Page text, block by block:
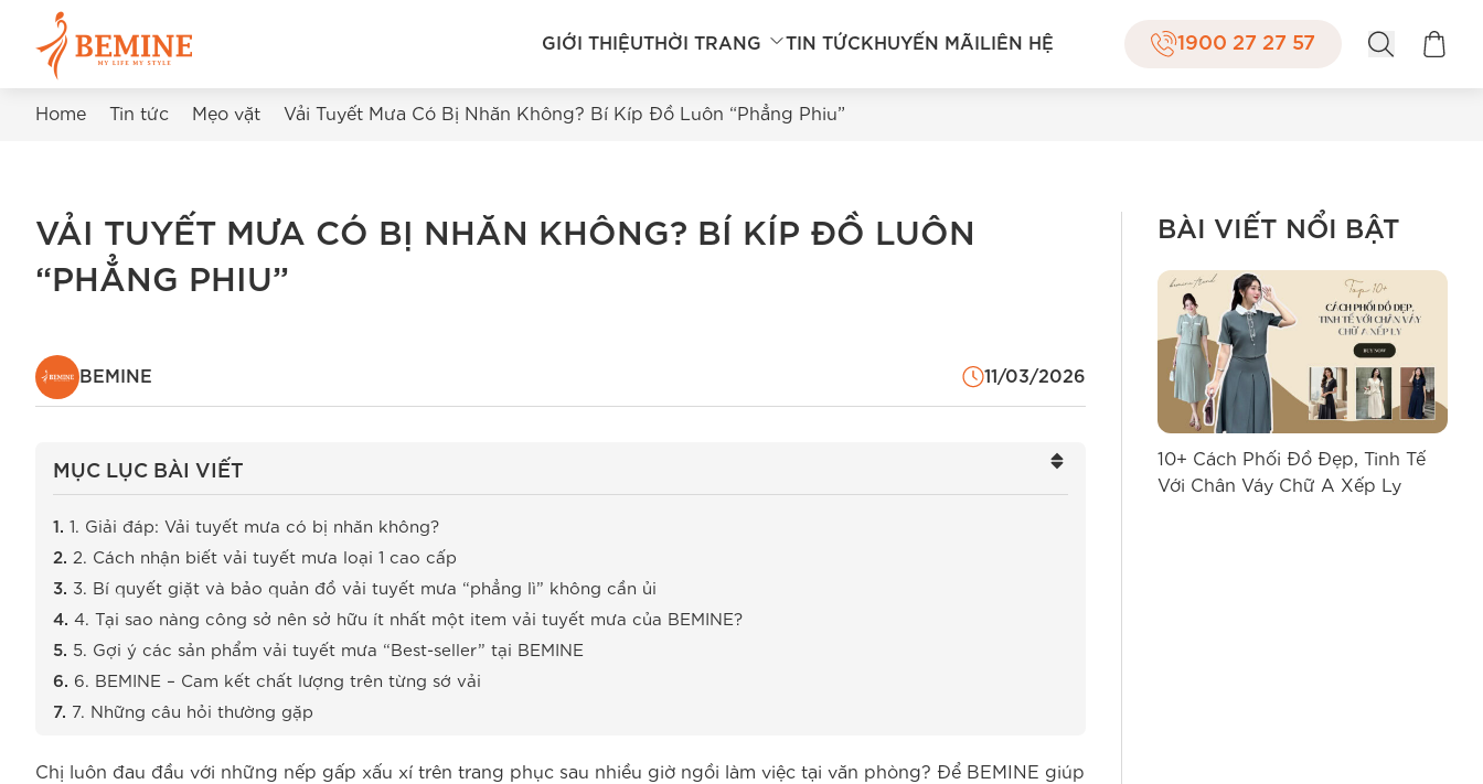
GIỚI THIỆUTHỜI TRANG TIN TỨC KHUYẾN MÃI LIÊN HỆ 1900 27 27 57
Home Tin tức Mẹo vặt Vải Tuyết Mưa Có Bị Nhăn Không? Bí Kíp Đồ Luôn “Phẳng Phiu”
VẢI TUYẾT MƯA CÓ BỊ NHĂN KHÔNG? BÍ KÍP ĐỒ LUÔN
“PHẲNG PHIU”
BEMINE 11/03/2026
MỤC LỤC BÀI VIẾT
1. Giải đáp: Vải tuyết mưa có bị nhăn không?
2. Cách nhận biết vải tuyết mưa loại 1 cao cấp
3. Bí quyết giặt và bảo quản đồ vải tuyết mưa “phẳng lì” không cần ủi
4. Tại sao nàng công sở nên sở hữu ít nhất một item vải tuyết mưa của BEMINE?
5. Gợi ý các sản phẩm vải tuyết mưa “Best-seller” tại BEMINE
6. BEMINE – Cam kết chất lượng trên từng sớ vải
7. Những câu hỏi thường gặp
Chị luôn đau đầu với những nếp gấp xấu xí trên trang phục sau nhiều giờ ngồi làm việc tại văn phòng? Để BEMINE giúp
BÀI VIẾT NỔI BẬT
10+ Cách Phối Đồ Đẹp, Tinh Tế
Với Chân Váy Chữ A Xếp Ly